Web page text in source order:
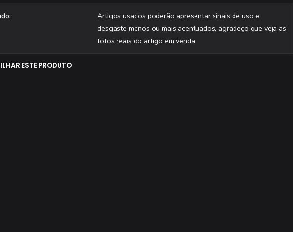
Artigos usados poderão apresentar sinais de uso e
desgaste menos ou mais acentuados, agradeço que veja as
fotos reais do artigo em venda
ESTE PRODUTO